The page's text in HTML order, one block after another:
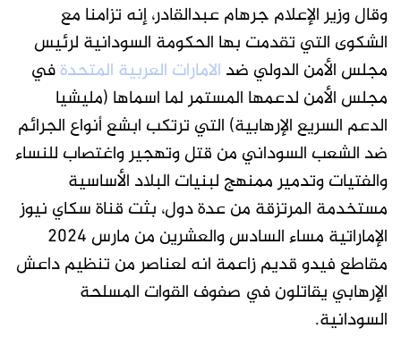
وقال وزير الإعلام جرهام عبدالقادر، إنه تزامنا مع
الشكوى التي تقدمت بها الحكومة السودانية لرئيس
مجلس الأمن الدولي ضد الامارات العربية المتحدةفي
مجلس الأمن لدعمها المستمر لما اسماها (مليشيا
الدعم السريع الإرهابية) التي ترتكب ابشع أنواع الجرائم
ضد الشعب السوداني من قتل وتهجير واغتصاب للنساء
والفتيات وتدمير ممنهج لبنيات البلاد الأساسية
مستخدمة المرتزقة من عدة دول، بثت قناة سكاي نيوز
الإماراتية مساء السادس والعشرين من مارس 2024
مقاطع فيدو قديم زاعمة انه لعناصر من تنظيم داعش
الإرهابي يقاتلون في صفوف القوات المسلحة
السودانية.